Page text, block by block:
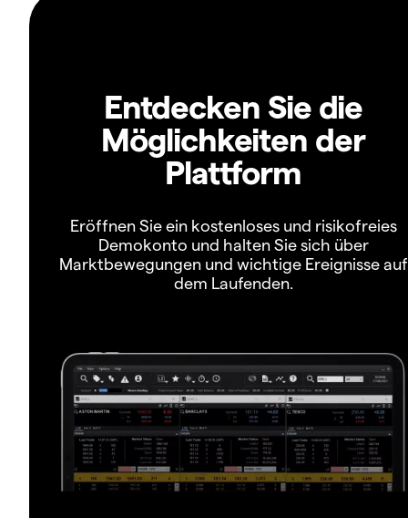
Entdecken Sie die
Möglichkeiten der
Plattform
Eröffnen Sie ein kostenloses und risikofreies
Demokonto und halten Sie sich über
Marktbewegungen und wichtige Ereignisse auf
dem Laufenden.